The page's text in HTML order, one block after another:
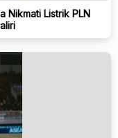
Nikmati Listrik PLN